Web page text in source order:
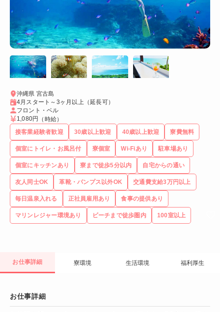
沖縄県 宮古島
4月スタート～3ヶ月以上（延長可）
フロント・ベル
1,080円
（時給）
接客業経験者歓迎
30歳以上歓迎 40歳以上歓迎 寮費無料
個室にトイレ・お風呂付 寮個室 Wi-Fiあり 駐車場あり
個室にキッチンあり 寮まで徒歩5分以内 自宅からの通い
友人同士OK 革靴・パンプス以外OK 交通費支給3万円以上
毎日温泉入れる 正社員雇用あり 食事の提供あり
マリンレジャー環境あり ビーチまで徒歩圏内 100室以上
お仕事詳細 寮環境 生活環境 福利厚生
お仕事詳細